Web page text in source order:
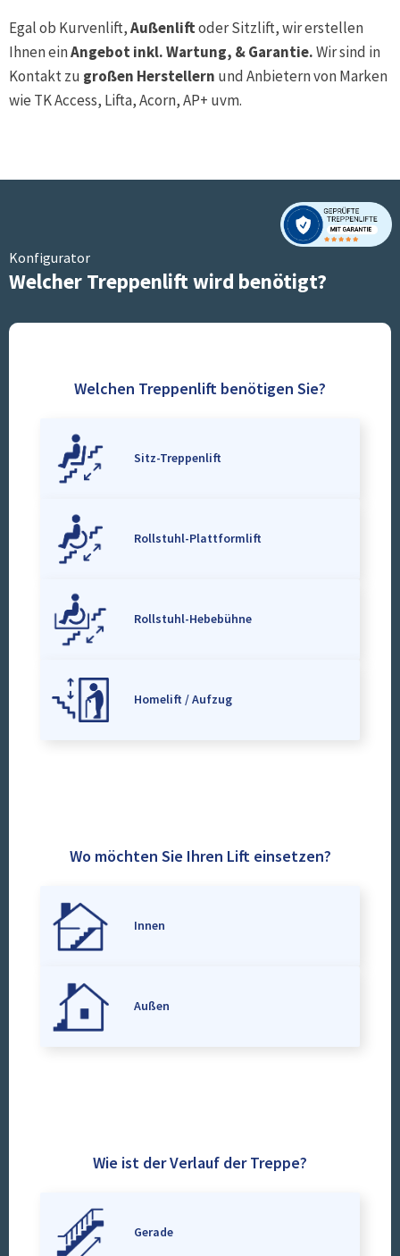
Egal ob Kurvenlift,Außenliftoder Sitzlift, wir erstellen
Ihnen einAngebot inkl. Wartung, & Garantie.Wir sind in
Kontakt zu großen Herstellern und Anbietern von Marken
wie TK Access, Lifta, Acorn, AP+ uvm.
Konfigurator
Welcher Treppenlift wird benötigt?
Welchen Treppenlift benötigen Sie?
Sitz-Treppenlift
Rollstuhl-Plattformlift
Rollstuhl-Hebebühne
Homelift / Aufzug
Wo möchten Sie Ihren Lift einsetzen?
Innen
Außen
Wie ist der Verlauf der Treppe?
Gerade